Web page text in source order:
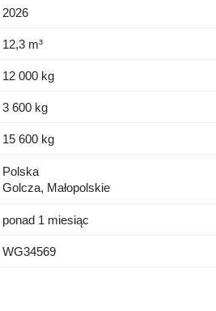
2026
12,3 m³
12 000 kg
3 600 kg
15 600 kg
Polska
Golcza, Małopolskie
ponad 1 miesiąc
WG34569